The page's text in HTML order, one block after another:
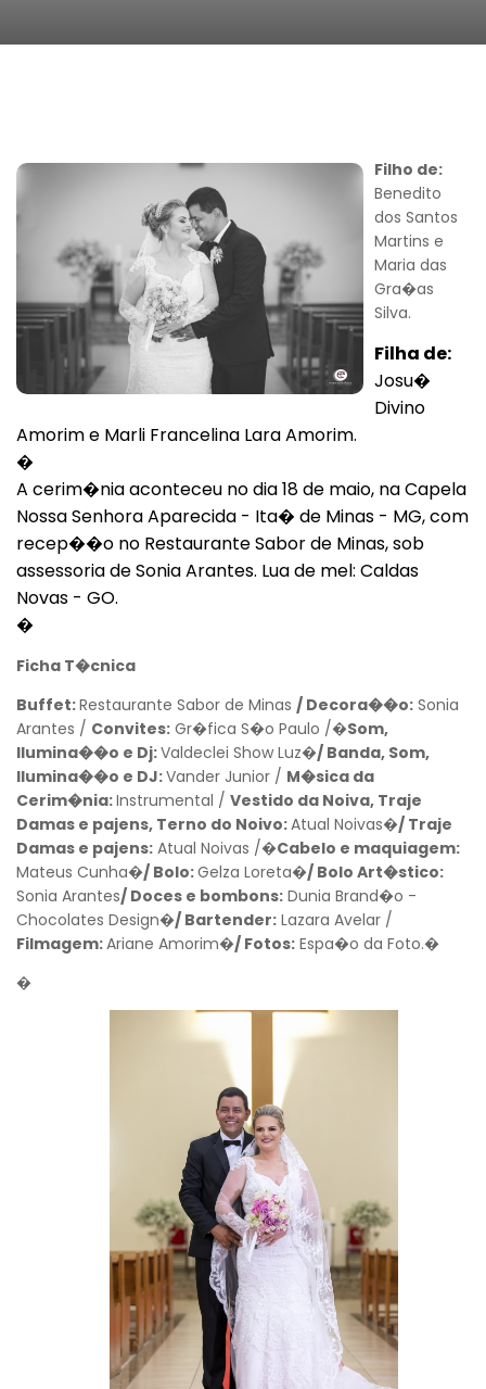
Voltar
Filho de:
Benedito
dos Santos
Martins e
Maria das
Gra�as
Silva.
Filha de:
Josu�
Divino
Amorim e Marli Francelina Lara Amorim.
�
A cerim�nia aconteceu no dia 18 de maio, na Capela
Nossa Senhora Aparecida - Ita� de Minas - MG, com
recep��o no Restaurante Sabor de Minas, sob
assessoria de Sonia Arantes. Lua de mel: Caldas
Novas - GO.
�
Ficha T�cnica
Buffet:Restaurante Sabor de Minas / Decora��o: Sonia
Arantes / Convites: Gr�fica S�o Paulo /�Som,
Ilumina��o e Dj:Valdeclei Show Luz�/ Banda, Som,
Ilumina��o e DJ:Vander Junior / M�sica da
Cerim�nia:Instrumental / Vestido da Noiva, Traje
Damas e pajens, Terno do Noivo:Atual Noivas�/ Traje
Damas e pajens: Atual Noivas /�Cabelo e maquiagem:
Mateus Cunha�/ Bolo:Gelza Loreta�/ Bolo Art�stico:
Sonia Arantes/ Doces e bombons: Dunia Brand�o -
Chocolates Design�/ Bartender: Lazara Avelar /
Filmagem:Ariane Amorim�/ Fotos: Espa�o da Foto.�
�